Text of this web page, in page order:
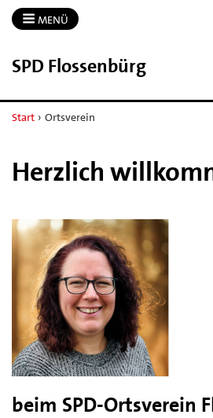
MENÜ
SPD Flossenbürg
Start › Ortsverein
Herzlich
beim SPD-Ortsverein